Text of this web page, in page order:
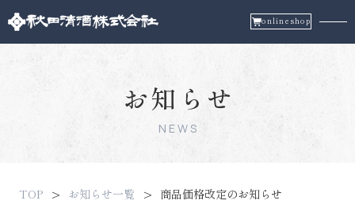
onlineshop
お知らせ
NEWS
TOP お知らせ一覧 商品価格改定のお知らせ